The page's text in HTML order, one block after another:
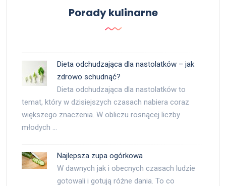
Porady kulinarne
Dieta odchudzająca dla nastolatków – jak
zdrowo schudnąć?
Dieta odchudzająca dla nastolatków to
temat, który w dzisiejszych czasach nabiera coraz
większego znaczenia. W obliczu rosnącej liczby
młodych …
Najlepsza zupa ogórkowa
W dawnych jak i obecnych czasach ludzie
gotowali i gotują różne dania. To co